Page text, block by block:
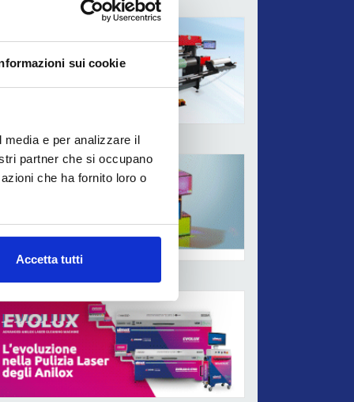
sui cookie
e per analizzare il
partner che si occupano
che ha fornito loro o
Accetta tutti
ADV
ADV
ADV